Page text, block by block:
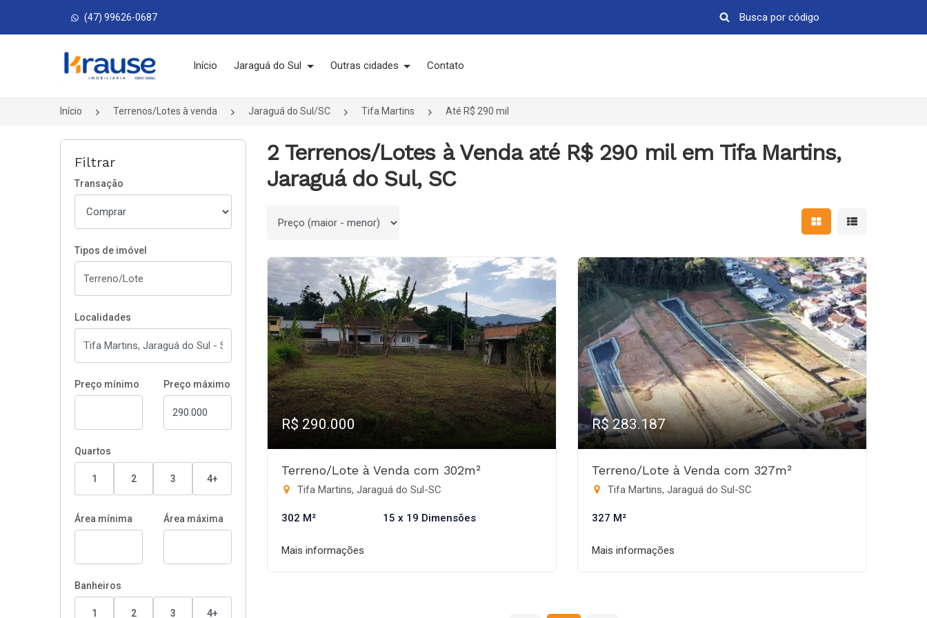
(47) 99626-0687
Página inicial
Início Jaraguá do Sul Outras cidades Contato
Início Terrenos/Lotes à venda Jaraguá do Sul/SC Tifa Martins Até R$ 290 mil
Filtrar
Transação
Tipos de imóvel
Localidades
Preço mínimo Preço máximo
Quartos
1 2 3 4+
Área mínima Área máxima
Banheiros
1 2 3 4+
2 Terrenos/Lotes à Venda até R$ 290 mil em Tifa Martins,
Jaraguá do Sul, SC
Ordenar por Mostrar resultados em
Mostrar
R$ 290.000
Terreno/Lote à Venda com 302m²
Tifa Martins, Jaraguá do Sul-SC
302 M² 15 x 19 Dimensões
Mais informações
R$ 283.187
Terreno/Lote à Venda com 327m²
Tifa Martins, Jaraguá do Sul-SC
327 M²
Mais informações